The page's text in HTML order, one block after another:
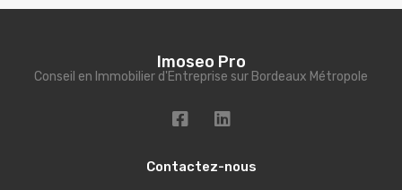
Imoseo Pro
Conseil en Immobilier d'Entreprise sur Bordeaux Métropole
Contactez-nous